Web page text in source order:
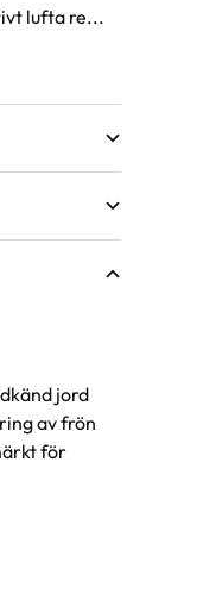
lufta re...
jord
av frön
för